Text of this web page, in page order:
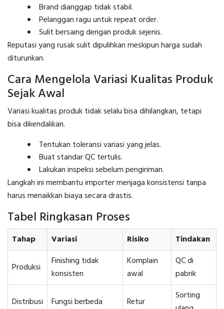
Brand dianggap tidak stabil.
Pelanggan ragu untuk repeat order.
Sulit bersaing dengan produk sejenis.
Reputasi yang rusak sulit dipulihkan meskipun harga sudah
diturunkan.
Cara Mengelola Variasi Kualitas Produk
Sejak Awal
Variasi kualitas produk tidak selalu bisa dihilangkan, tetapi
bisa dikendalikan.
Tentukan toleransi variasi yang jelas.
Buat standar QC tertulis.
Lakukan inspeksi sebelum pengiriman.
Langkah ini membantu importer menjaga konsistensi tanpa
harus menaikkan biaya secara drastis.
Tabel Ringkasan Proses
Tahap Variasi Risiko Tindakan
Produksi
Finishing tidak
konsisten
Komplain
awal
QC di
pabrik
Distribusi Fungsi berbeda Retur
Sorting